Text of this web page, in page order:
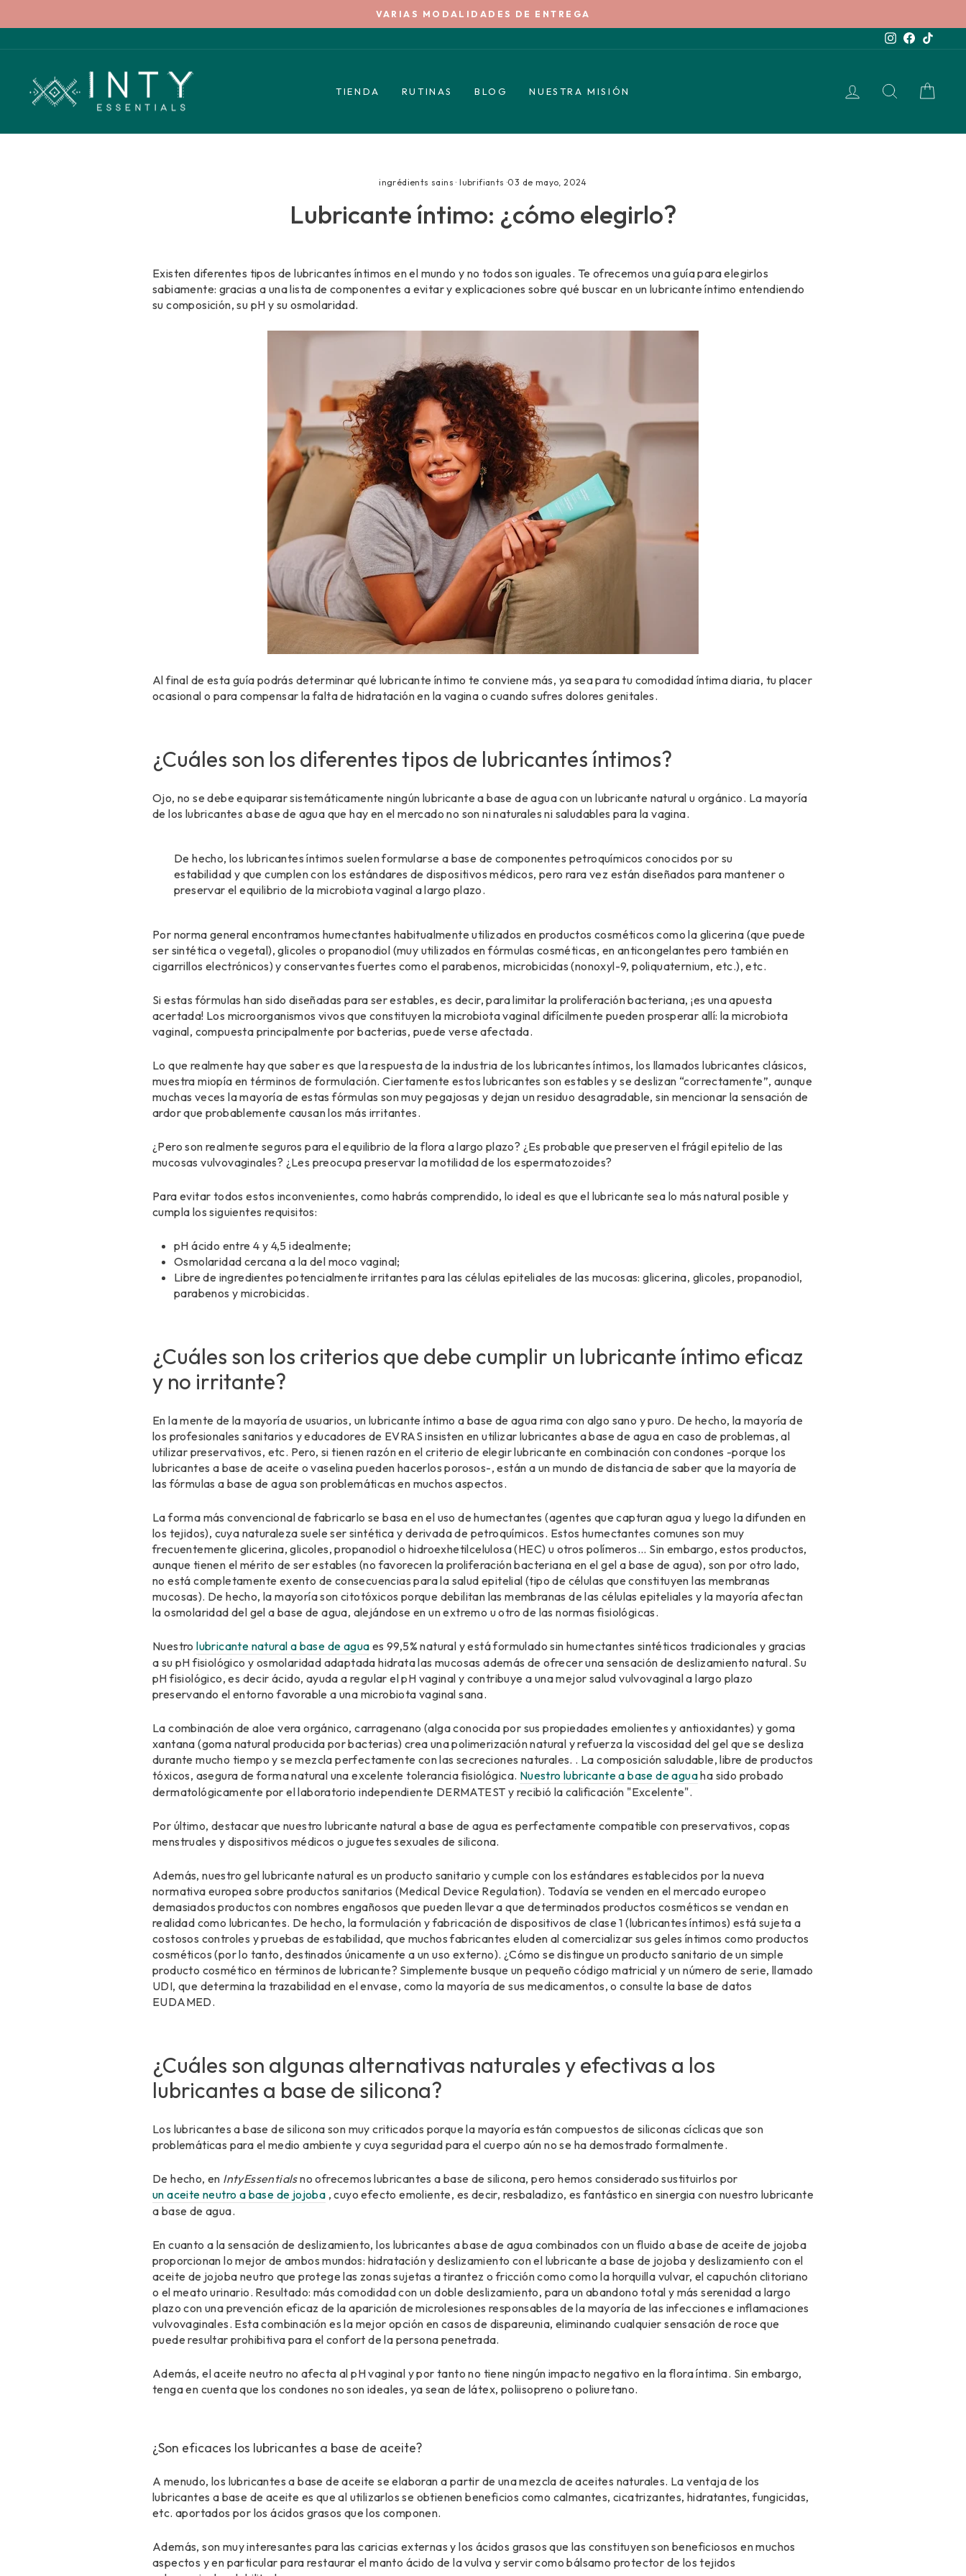
diapositivas
VARIAS MODALIDADES DE ENTREGA
Instagram
Facebook
TIENDA RUTINAS BLOG NUESTRA MISIÓN INGRESARBUSCAR
ingrédients sains ·lubrifiants ·03 de mayo, 2024
Lubricante íntimo: ¿cómo elegirlo?
Existen diferentes tipos de lubricantes íntimos en el mundo y no todos son iguales. Te ofrecemos una guía para elegirlos
sabiamente: gracias a una lista de componentes a evitar y explicaciones sobre qué buscar en un lubricante íntimo entendiendo
su composición, su pH y su osmolaridad.
Al final de esta guía podrás determinar qué lubricante íntimo te conviene más, ya sea para tu comodidad íntima diaria, tu placer
ocasional o para compensar la falta de hidratación en la vagina o cuando sufres dolores genitales.
¿Cuáles son los diferentes tipos de lubricantes íntimos?
Ojo, no se debe equiparar sistemáticamente ningún lubricante a base de agua con un lubricante natural u orgánico. La mayoría
de los lubricantes a base de agua que hay en el mercado no son ni naturales ni saludables para la vagina.
De hecho, los lubricantes íntimos suelen formularse a base de componentes petroquímicos conocidos por su
estabilidad y que cumplen con los estándares de dispositivos médicos, pero rara vez están diseñados para mantener o
preservar el equilibrio de la microbiota vaginal a largo plazo.
Por norma general encontramos humectantes habitualmente utilizados en productos cosméticos como la glicerina (que puede
ser sintética o vegetal), glicoles o propanodiol (muy utilizados en fórmulas cosméticas, en anticongelantes pero también en
cigarrillos electrónicos) y conservantes fuertes como el parabenos, microbicidas (nonoxyl-9, poliquaternium, etc.), etc.
Si estas fórmulas han sido diseñadas para ser estables, es decir, para limitar la proliferación bacteriana, ¡es una apuesta
acertada! Los microorganismos vivos que constituyen la microbiota vaginal difícilmente pueden prosperar allí: la microbiota
vaginal, compuesta principalmente por bacterias, puede verse afectada.
Lo que realmente hay que saber es que la respuesta de la industria de los lubricantes íntimos, los llamados lubricantes clásicos,
muestra miopía en términos de formulación. Ciertamente estos lubricantes son estables y se deslizan “correctamente”, aunque
muchas veces la mayoría de estas fórmulas son muy pegajosas y dejan un residuo desagradable, sin mencionar la sensación de
ardor que probablemente causan los más irritantes.
¿Pero son realmente seguros para el equilibrio de la flora a largo plazo? ¿Es probable que preserven el frágil epitelio de las
mucosas vulvovaginales? ¿Les preocupa preservar la motilidad de los espermatozoides?
Para evitar todos estos inconvenientes, como habrás comprendido, lo ideal es que el lubricante sea lo más natural posible y
cumpla los siguientes requisitos:
pH ácido entre 4 y 4,5 idealmente;
Osmolaridad cercana a la del moco vaginal;
Libre de ingredientes potencialmente irritantes para las células epiteliales de las mucosas: glicerina, glicoles, propanodiol,
parabenos y microbicidas.
¿Cuáles son los criterios que debe cumplir un lubricante íntimo eficaz
y no irritante?
En la mente de la mayoría de usuarios, un lubricante íntimo a base de agua rima con algo sano y puro. De hecho, la mayoría de
los profesionales sanitarios y educadores de EVRAS insisten en utilizar lubricantes a base de agua en caso de problemas, al
utilizar preservativos, etc. Pero, si tienen razón en el criterio de elegir lubricante en combinación con condones -porque los
lubricantes a base de aceite o vaselina pueden hacerlos porosos-, están a un mundo de distancia de saber que la mayoría de
las fórmulas a base de agua son problemáticas en muchos aspectos.
La forma más convencional de fabricarlo se basa en el uso de humectantes (agentes que capturan agua y luego la difunden en
los tejidos), cuya naturaleza suele ser sintética y derivada de petroquímicos. Estos humectantes comunes son muy
frecuentemente glicerina, glicoles, propanodiol o hidroexhetilcelulosa (HEC) u otros polímeros... Sin embargo, estos productos,
aunque tienen el mérito de ser estables (no favorecen la proliferación bacteriana en el gel a base de agua), son por otro lado,
no está completamente exento de consecuencias para la salud epitelial (tipo de células que constituyen las membranas
mucosas). De hecho, la mayoría son citotóxicos porque debilitan las membranas de las células epiteliales y la mayoría afectan
la osmolaridad del gel a base de agua, alejándose en un extremo u otro de las normas fisiológicas.
Nuestrolubricante natural a base de agua es 99,5% natural y está formulado sin humectantes sintéticos tradicionales y gracias
a su pH fisiológico y osmolaridad adaptada hidrata las mucosas además de ofrecer una sensación de deslizamiento natural. Su
pH fisiológico, es decir ácido, ayuda a regular el pH vaginal y contribuye a una mejor salud vulvovaginal a largo plazo
preservando el entorno favorable a una microbiota vaginal sana.
La combinación de aloe vera orgánico, carragenano (alga conocida por sus propiedades emolientes y antioxidantes) y goma
xantana (goma natural producida por bacterias) crea una polimerización natural y refuerza la viscosidad del gel que se desliza
durante mucho tiempo y se mezcla perfectamente con las secreciones naturales. . La composición saludable, libre de productos
tóxicos, asegura de forma natural una excelente tolerancia fisiológica. Nuestro lubricante a base de aguaha sido probado
dermatológicamente por el laboratorio independiente DERMATEST y recibió la calificación "Excelente".
Por último, destacar que nuestro lubricante natural a base de agua es perfectamente compatible con preservativos, copas
menstruales y dispositivos médicos o juguetes sexuales de silicona.
Además, nuestro gel lubricante natural es un producto sanitario y cumple con los estándares establecidos por la nueva
normativa europea sobre productos sanitarios (Medical Device Regulation). Todavía se venden en el mercado europeo
demasiados productos con nombres engañosos que pueden llevar a que determinados productos cosméticos se vendan en
realidad como lubricantes. De hecho, la formulación y fabricación de dispositivos de clase 1 (lubricantes íntimos) está sujeta a
costosos controles y pruebas de estabilidad, que muchos fabricantes eluden al comercializar sus geles íntimos como productos
cosméticos (por lo tanto, destinados únicamente a un uso externo). ¿Cómo se distingue un producto sanitario de un simple
producto cosmético en términos de lubricante? Simplemente busque un pequeño código matricial y un número de serie, llamado
UDI, que determina la trazabilidad en el envase, como la mayoría de sus medicamentos, o consulte la base de datos
EUDAMED.
¿Cuáles son algunas alternativas naturales y efectivas a los
lubricantes a base de silicona?
Los lubricantes a base de silicona son muy criticados porque la mayoría están compuestos de siliconas cíclicas que son
problemáticas para el medio ambiente y cuya seguridad para el cuerpo aún no se ha demostrado formalmente.
De hecho, en IntyEssentialsno ofrecemos lubricantes a base de silicona, pero hemos considerado sustituirlos por
un aceite neutro a base de jojoba , cuyo efecto emoliente, es decir, resbaladizo, es fantástico en sinergia con nuestro lubricante
a base de agua.
En cuanto a la sensación de deslizamiento, los lubricantes a base de agua combinados con un fluido a base de aceite de jojoba
proporcionan lo mejor de ambos mundos: hidratación y deslizamiento con el lubricante a base de jojoba y deslizamiento con el
aceite de jojoba neutro que protege las zonas sujetas a tirantez o fricción como como la horquilla vulvar, el capuchón clitoriano
o el meato urinario. Resultado: más comodidad con un doble deslizamiento, para un abandono total y más serenidad a largo
plazo con una prevención eficaz de la aparición de microlesiones responsables de la mayoría de las infecciones e inflamaciones
vulvovaginales. Esta combinación es la mejor opción en casos de dispareunia, eliminando cualquier sensación de roce que
puede resultar prohibitiva para el confort de la persona penetrada.
Además, el aceite neutro no afecta al pH vaginal y por tanto no tiene ningún impacto negativo en la flora íntima. Sin embargo,
tenga en cuenta que los condones no son ideales, ya sean de látex, poliisopreno o poliuretano.
¿Son eficaces los lubricantes a base de aceite?
A menudo, los lubricantes a base de aceite se elaboran a partir de una mezcla de aceites naturales. La ventaja de los
lubricantes a base de aceite es que al utilizarlos se obtienen beneficios como calmantes, cicatrizantes, hidratantes, fungicidas,
etc. aportados por los ácidos grasos que los componen.
Además, son muy interesantes para las caricias externas y los ácidos grasos que las constituyen son beneficiosos en muchos
aspectos y en particular para restaurar el manto ácido de la vulva y servir como bálsamo protector de los tejidos